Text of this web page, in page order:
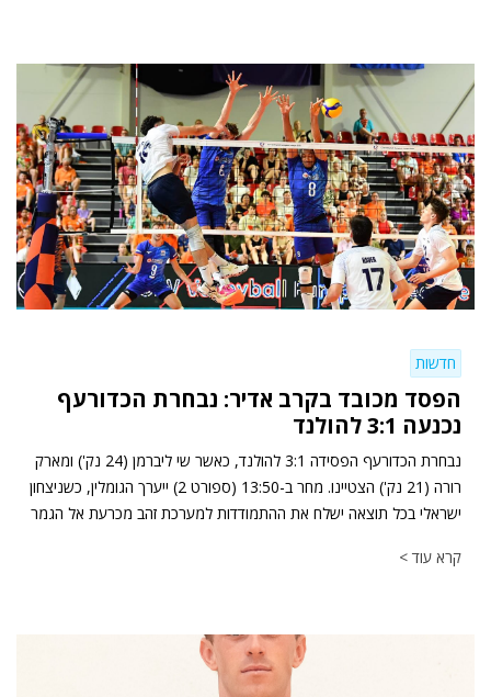
חדשות
הפסד מכובד בקרב אדיר: נבחרת הכדורעף
נכנעה 3:1 להולנד
נבחרת הכדורעף הפסידה 3:1 להולנד, כאשר שי ליברמן (24 נק') ומארק
רורה (21 נק') הצטיינו. מחר ב-13:50 (ספורט 2) ייערך הגומלין, כשניצחון
ישראלי בכל תוצאה ישלח את ההתמודדות למערכת זהב מכרעת אל הגמר
קרא עוד >